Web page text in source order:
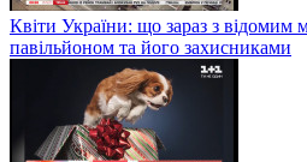
Квіти України: що зараз з відомим
павільйоном та його захисниками